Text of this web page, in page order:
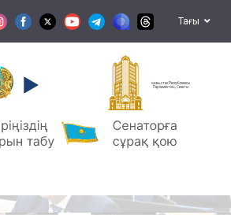
Тағы
Қазақстан Республикасы
Парламентінің Сенаты